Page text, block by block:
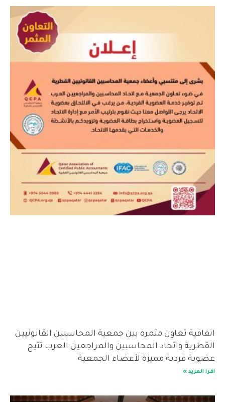
اتفاقية تعاون مثمرة بين جمعية المحاسبين القانونيين
القطرية واتحاد المحاسبين والمراجعين العرب تتيح
عضوية فردية مميزة لأعضاء الجمعية
اقرا المزيد »